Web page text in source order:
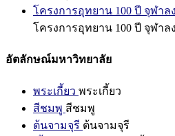
โครงการอุทยาน 100 ปี จุฬา
โครงการอุทยาน 100 ปี จุฬา
อัตลักษณ์มหาวิทยาลัย
พระเกี้ยว พระเกี้ยว
สีชมพู สีชมพู
ต้นจามจุรี ต้นจามจุรี